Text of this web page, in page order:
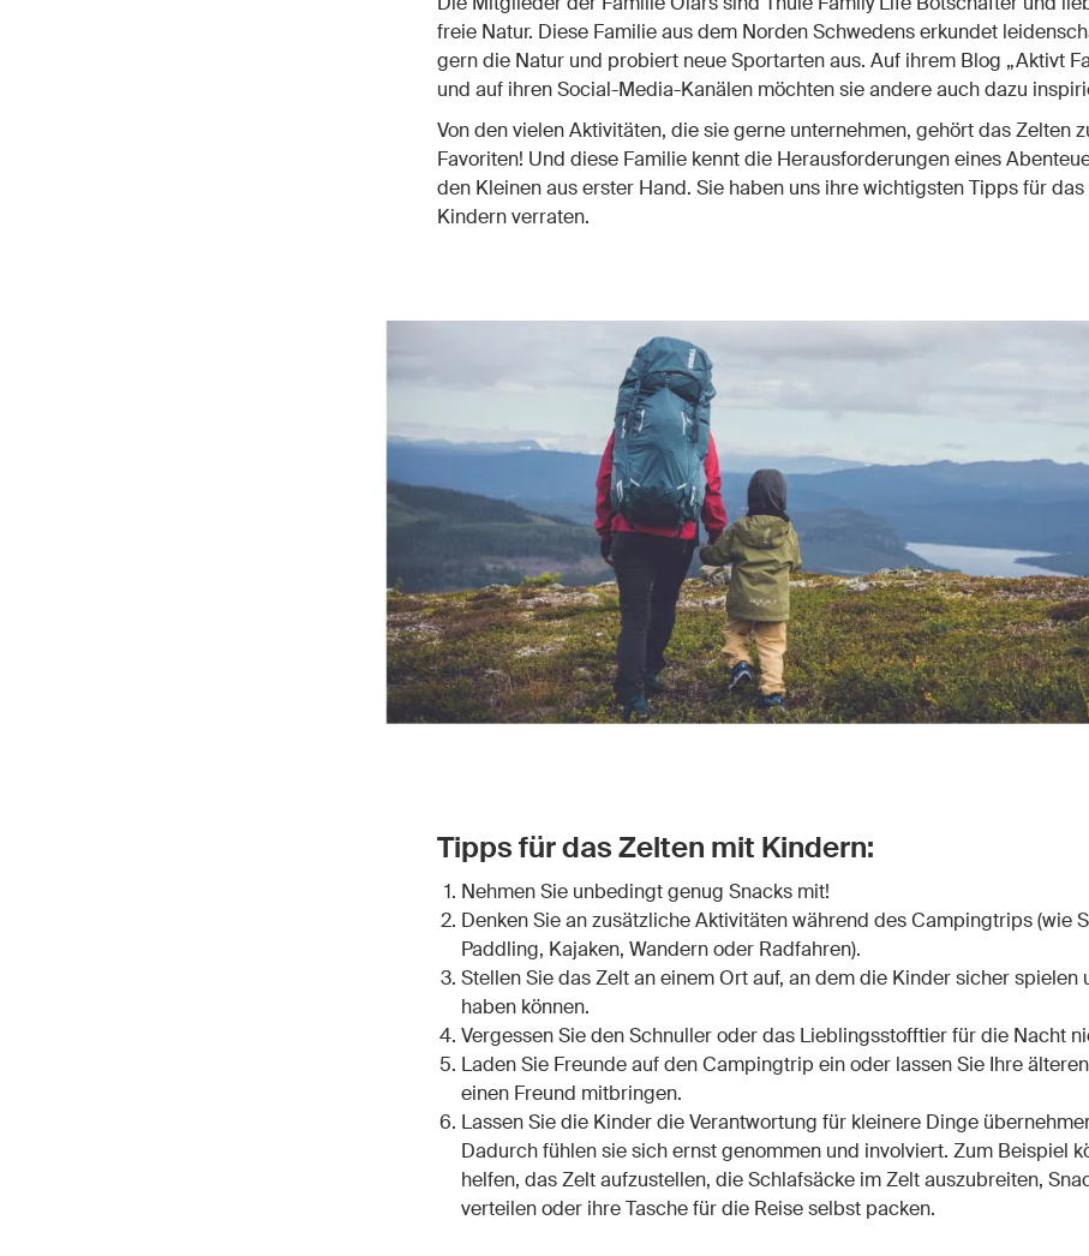
freie Natur. Diese Familie aus dem Norden Schwedens erkundet
gern die Natur und probiert neue Sportarten aus. Auf ihrem Blog „Aktivt
und auf ihren Social-Media-Kanälen möchten sie andere auch dazu
Von den vielen Aktivitäten, die sie gerne unternehmen, gehört das Zelten
Favoriten! Und diese Familie kennt die Herausforderungen eines
den Kleinen aus erster Hand. Sie haben uns ihre wichtigsten Tipps für
Kindern verraten.
Tipps für das Zelten mit Kindern:
Nehmen Sie unbedingt genug Snacks mit!
Denken Sie an zusätzliche Aktivitäten während des Campingtrips (wie
Paddling, Kajaken, Wandern oder Radfahren).
Stellen Sie das Zelt an einem Ort auf, an dem die Kinder sicher spielen
haben können.
Vergessen Sie den Schnuller oder das Lieblingsstofftier für die Nacht
Laden Sie Freunde auf den Campingtrip ein oder lassen Sie Ihre
einen Freund mitbringen.
Lassen Sie die Kinder die Verantwortung für kleinere Dinge
Dadurch fühlen sie sich ernst genommen und involviert. Zum Beispiel
helfen, das Zelt aufzustellen, die Schlafsäcke im Zelt auszubreiten,
verteilen oder ihre Tasche für die Reise selbst packen.